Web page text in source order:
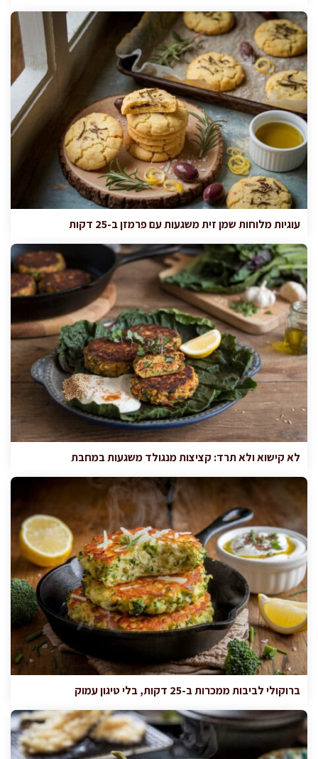
עוגיות מלוחות שמן זית משגעות עם פרמזן ב-25 דקות
לא קישוא ולא תרד: קציצות מנגולד משגעות במחבת
ברוקולי לביבות ממכרות ב-25 דקות, בלי טיגון עמוק